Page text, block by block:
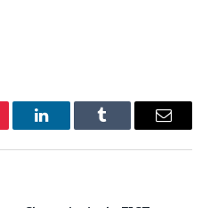
LinkedInTumblr Email